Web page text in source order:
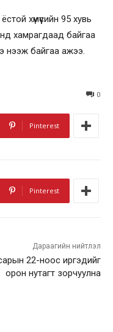
хүмүүсийн 95 хувь
хамрагдаад байгаа
нээж байгаа ажээ.
0
Pinterest
Pinterest
Дараагийн нийтлэл
22-ноос иргэдийг
орон нутагт зорчуулна